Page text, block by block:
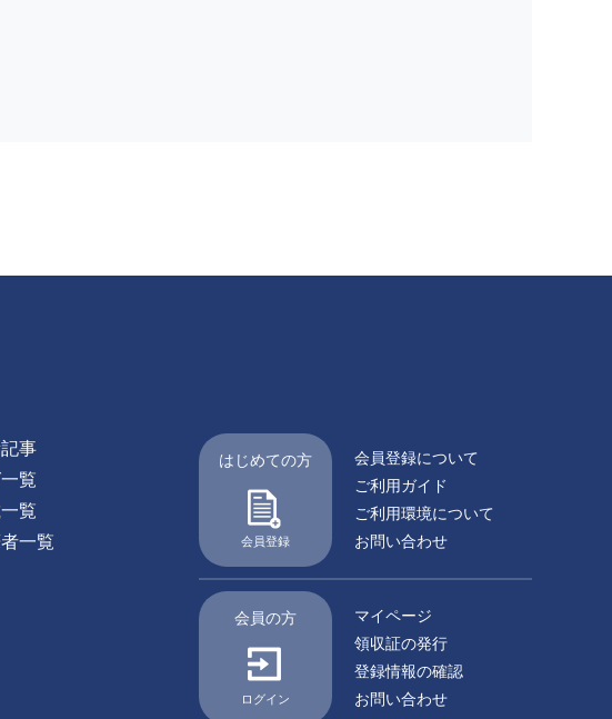
事
覧
覧
一覧
はじめての方
会員登録
会員登録について
ご利用ガイド
ご利用環境について
お問い合わせ
会員の方
ログイン
マイページ
領収証の発行
登録情報の確認
お問い合わせ